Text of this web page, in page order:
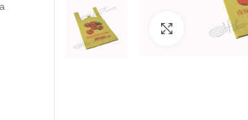
Click to enlarge